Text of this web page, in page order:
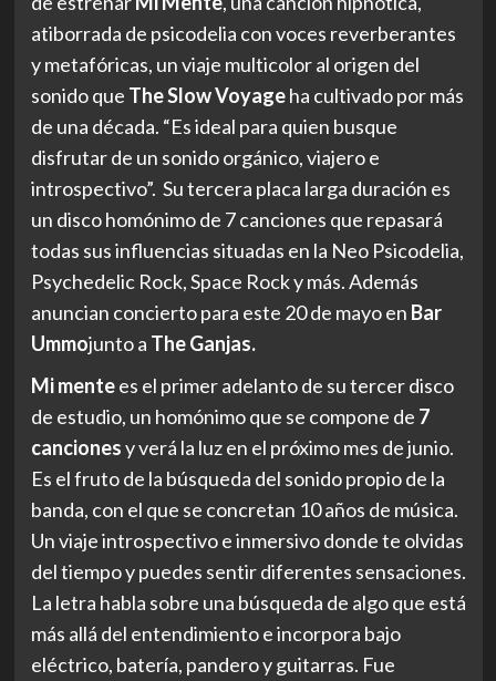
atiborrada de psicodelia con voces reverberantes
y metafóricas, un viaje multicolor al origen del
sonido que The Slow Voyageha cultivado por más
de una década. “Es ideal para quien busque
disfrutar de un sonido orgánico, viajero e
introspectivo”. Su tercera placa larga duración es
un disco homónimo de 7 canciones que repasará
todas sus influencias situadas en la Neo Psicodelia,
Psychedelic Rock, Space Rock y más. Además
anuncian concierto para este 20 de mayo en Bar
Ummojunto a The Ganjas.
Mi mentees el primer adelanto de su tercer disco
de estudio, un homónimo que se compone de 7
cancionesy verá la luz en el próximo mes de junio.
Es el fruto de la búsqueda del sonido propio de la
banda, con el que se concretan 10 años de música.
Un viaje introspectivo e inmersivo donde te olvidas
del tiempo y puedes sentir diferentes sensaciones.
La letra habla sobre una búsqueda de algo que está
más allá del entendimiento e incorpora bajo
eléctrico, batería, pandero y guitarras. Fue